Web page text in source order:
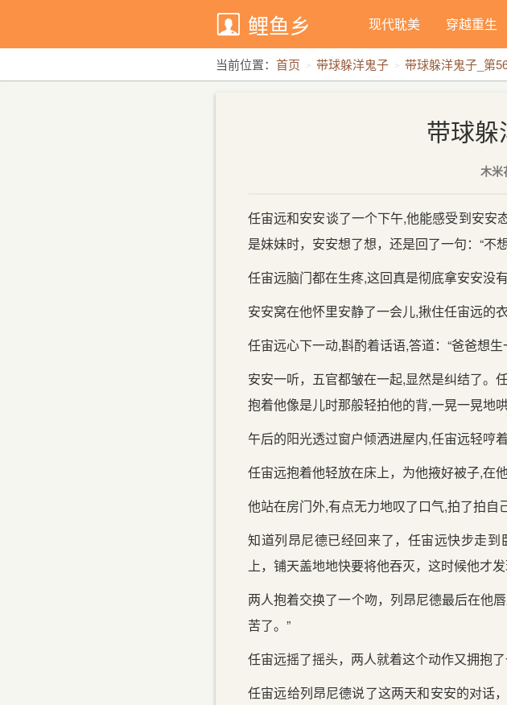
鲤鱼乡 现代耽美 穿越重生
当前位置： 首页 带球躲洋鬼子 带球躲洋鬼子_第
带球躲
木米
任宙远和安安谈了一个下午,他能感受到安安
是妹妹时，安安想了想，还是回了一句：“不想
任宙远脑门都在生疼,这回真是彻底拿安安没有
安安窝在他怀里安静了一会儿,揪住任宙远的
任宙远心下一动,斟酌着话语,答道：“爸爸想
安安一听，五官都皱在一起,显然是纠结了。
抱着他像是儿时那般轻拍他的背,一晃一晃地哄
午后的阳光透过窗户倾洒进屋内,任宙远轻哼
任宙远抱着他轻放在床上，为他掖好被子,在
他站在房门外,有点无力地叹了口气,拍了拍自
知道列昂尼德已经回来了，任宙远快步走
上，铺天盖地地快要将他吞灭，这时候他才发
两人抱着交换了一个吻，列昂尼德最后在他
苦了。”
任宙远摇了摇头，两人就着这个动作又拥抱
任宙远给列昂尼德说了这两天和安安的对话